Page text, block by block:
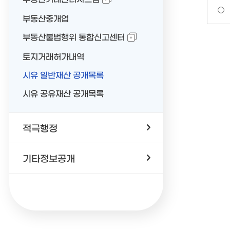
부동산중개업
부동산불법행위 통합신고센터
토지거래허가내역
시유 일반재산 공개목록
시유 공유재산 공개목록
적극행정
기타정보공개